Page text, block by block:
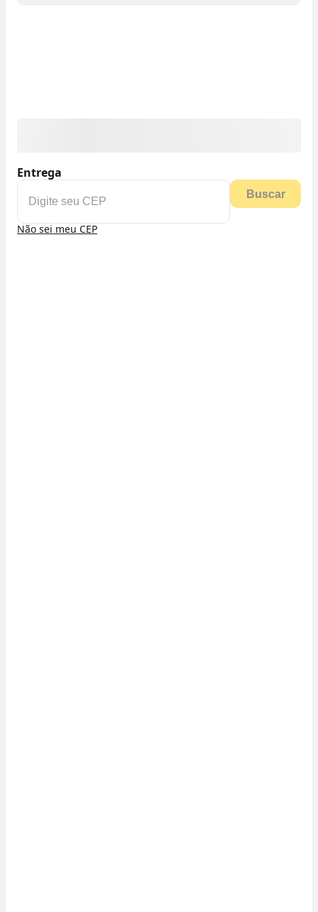
Entrega
Buscar
Não sei meu CEP